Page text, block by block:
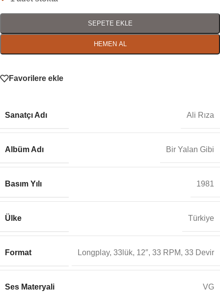
SEPETE EKLE
HEMEN AL
Favorilere ekle
Sanatçı Adı Ali Rıza
Albüm Adı Bir Yalan Gibi
Basım Yılı 1981
Ülke Türkiye
Format Longplay, 33lük, 12″, 33 RPM, 33 Devir
Ses Materyali VG